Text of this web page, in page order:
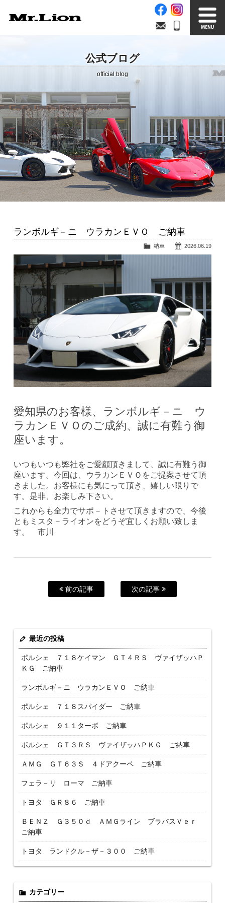
在庫車情報 買取無料査定
Factory
自社工場 サービス案内
Official Blog
公式ブログ
Company info.
会社案内
公式ブログ
official blog
ランボルギ－ニ ウラカンＥＶＯ ご納車
2026.06.19
納車
愛知県のお客様、ランボルギ－ニ ウ
ラカンＥＶＯのご成約、誠に有難う御
座います。
いつもいつも弊社をご愛顧頂きまして、誠に有難う御
座います。今回は、ウラカンＥＶＯをご提案させて頂
きました。お客様にも気にって頂き、嬉しい限りで
す。是非、お楽しみ下さい。
これからも全力でサポ－トさせて頂きますので、今後
ともミスタ－ライオンをどうぞ宜しくお願い致しま
す。 市川
前の記事 次の記事
最近の投稿
ポルシェ ７１８ケイマン ＧＴ４ＲＳ ヴァイザッハＰ
ＫＧ ご納車
ランボルギ－ニ ウラカンＥＶＯ ご納車
ポルシェ ７１８スパイダー ご納車
ポルシェ ９１１ターボ ご納車
ポルシェ ＧＴ３ＲＳ ヴァイザッハＰＫＧ ご納車
ＡＭＧ ＧＴ６３Ｓ ４ドアクーペ ご納車
フェラ－リ ローマ ご納車
トヨタ ＧＲ８６ ご納車
ＢＥＮＺ Ｇ３５０ｄ ＡＭＧライン ブラバスＶｅｒ
ご納車
トヨタ ランドクル－ザ－３００ ご納車
カテゴリー